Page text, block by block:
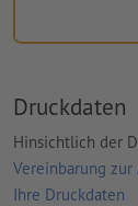
Druckdaten
Hinsichtlich der
Vereinbarung
Ihre Druckdaten